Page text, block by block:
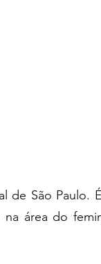
de São Paulo.
na área do